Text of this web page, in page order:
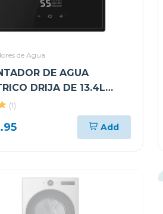
de Agua
DE AGUA
DRIJA DE 13.4L
CLTE9K
(1)
Add